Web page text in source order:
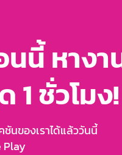
นี้ หางา
1 ชั่วโมง!
นของเราได้แล้ววันนี้
Play